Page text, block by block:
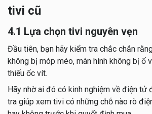
tivi cũ
4.1 Lựa chọn tivi nguyên vẹn
Đầu tiên, bạn hãy kiểm tra chắc chắn
không bị móp méo, màn hình không bị ố
thiếu ốc vít.
Hãy nhờ ai đó có kinh nghiệm về điện tử
tra giúp xem tivi có những chỗ nào rò